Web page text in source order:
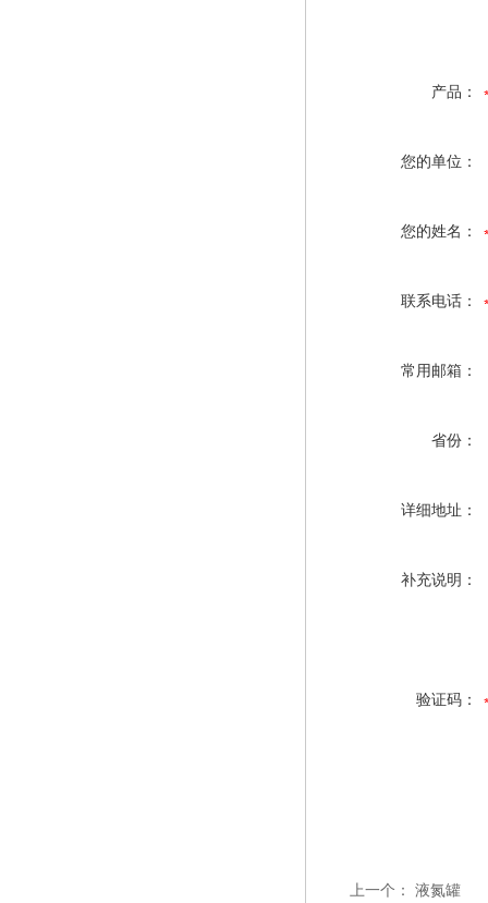
产品：
您的单位：
您的姓名：
联系电话：
常用邮箱：
省份：
详细地址：
补充说明：
验证码：
上一个： 液氮罐